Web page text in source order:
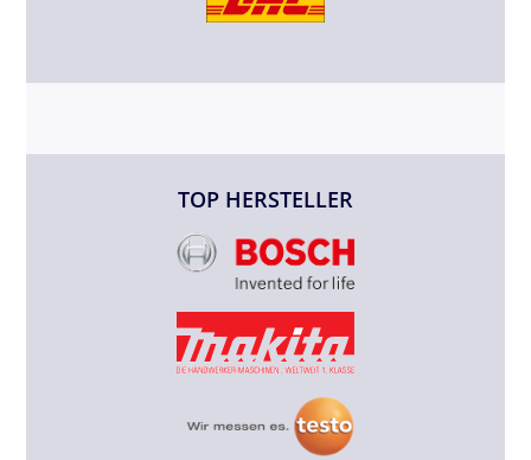
TOP HERSTELLER